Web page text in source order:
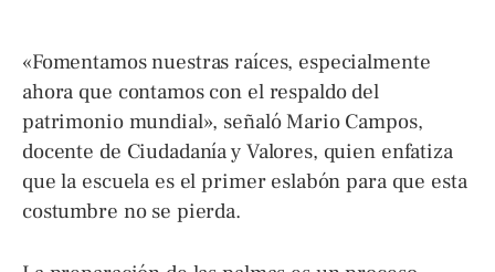
«Fomentamos nuestras raíces, especialmente
ahora que contamos con el respaldo del
patrimonio mundial», señaló Mario Campos,
docente de Ciudadanía y Valores, quien enfatiza
que la escuela es el primer eslabón para que esta
costumbre no se pierda.